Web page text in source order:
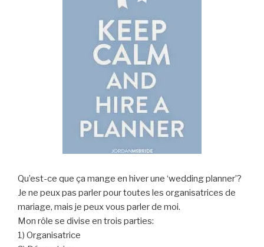
Qu’est-ce que ça mange en hiver une ‘wedding planner’?
Je ne peux pas parler pour toutes les organisatrices de
mariage, mais je peux vous parler de moi.
Mon rôle se divise en trois parties:
1) Organisatrice